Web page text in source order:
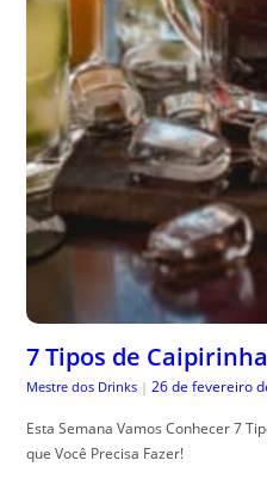
7 Tipos de
Mestre dos Drinks | 26 de fevereiro
Esta Semana Vamos Conhecer 7
que Você Precisa Fazer!